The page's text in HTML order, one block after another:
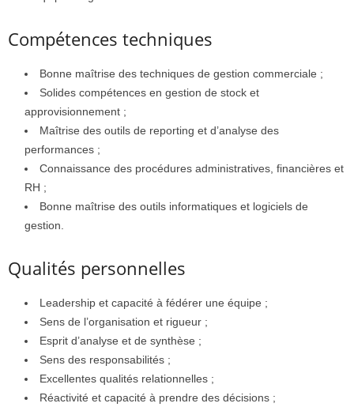
Compétences techniques
Bonne maîtrise des techniques de gestion commerciale ;
Solides compétences en gestion de stock et
approvisionnement ;
Maîtrise des outils de reporting et d’analyse des
performances ;
Connaissance des procédures administratives, financières et
RH ;
Bonne maîtrise des outils informatiques et logiciels de
gestion.
Qualités personnelles
Leadership et capacité à fédérer une équipe ;
Sens de l’organisation et rigueur ;
Esprit d’analyse et de synthèse ;
Sens des responsabilités ;
Excellentes qualités relationnelles ;
Réactivité et capacité à prendre des décisions ;